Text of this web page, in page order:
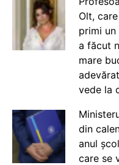
Olt,
primi
a făcut
mare
vede la
din
anul
care se